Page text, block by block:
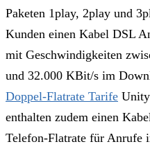
Paketen 1play, 2play und
Kunden einen Kabel DSL
mit Geschwindigkeiten
und 32.000 KBit/s im
Doppel-Flatrate Tarife
enthalten zudem einen
Telefon-Flatrate für Anrufe